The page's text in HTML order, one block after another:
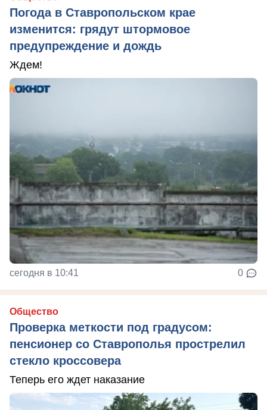
Погода в Ставропольском крае
изменится: грядут штормовое
предупреждение и дождь
Ждем!
сегодня в 10:41 0
Общество
Проверка меткости под градусом:
пенсионер со Ставрополья прострелил
стекло кроссовера
Теперь его ждет наказание